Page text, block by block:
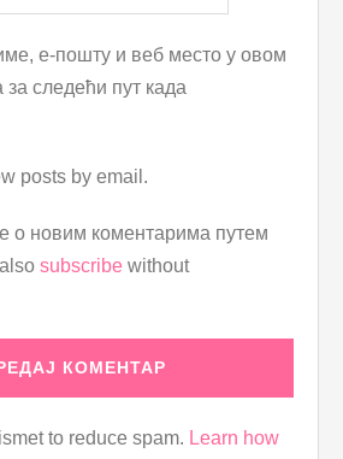
е-пошту и веб место у овом
за следећи пут када
posts by email.
о новим коментарима путем
subscribe without
to reduce spam. Learn how